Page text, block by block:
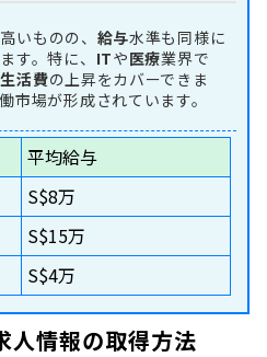
いものの、 給与水準も同様に
す。特に、 ITや医療業界で
生活費の上昇をカバーできま
市場が形成されています。
平均給与
S$8万
S$15万
S$4万
人情報の取得方法